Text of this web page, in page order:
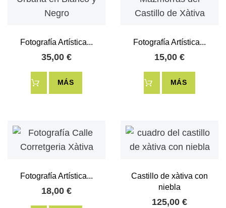
Fotografía Artística...
35,00 €
MÁS
Fotografía Artística...
15,00 €
MÁS
Fotografía Artística...
18,00 €
Castillo de xàtiva con
niebla
125,00 €